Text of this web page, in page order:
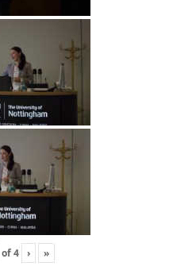
of4 › »